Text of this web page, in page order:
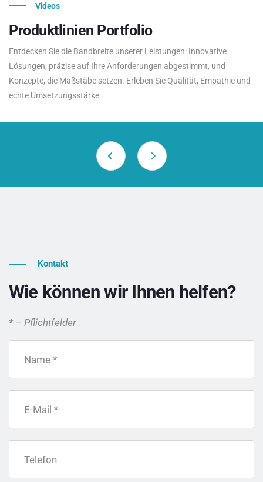
Videos
Produktlinien Portfolio
Entdecken Sie die Bandbreite unserer Leistungen: Innovative
Lösungen, präzise auf Ihre Anforderungen abgestimmt, und
Konzepte, die Maßstäbe setzen. Erleben Sie Qualität, Empathie und
echte Umsetzungsstärke.
Kontakt
Wie können wir Ihnen helfen?
* – Pflichtfelder
Name *
E-Mail *
Telefon